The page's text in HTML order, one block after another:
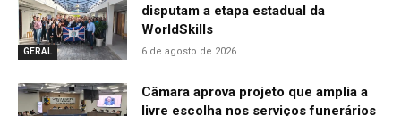
GERAL
disputam a etapa estadual da
WorldSkills
6 de agosto de 2026
Câmara aprova projeto que amplia a
livre escolha nos serviços funerários